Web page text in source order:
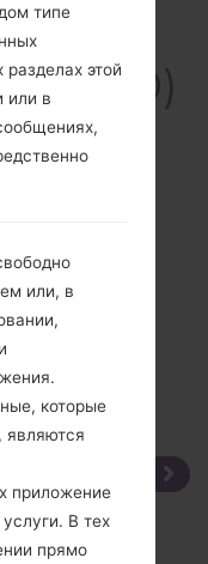
типе
этой
или в
или, в
которые
являются
приложение
В тех
прямо